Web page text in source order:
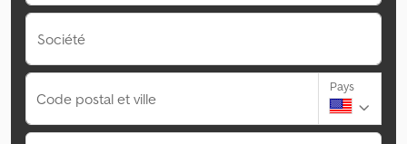
Société
Code postal et ville
Pays